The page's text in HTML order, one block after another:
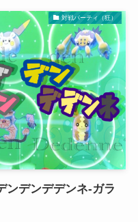
対戦パーティ（狂）
ンデンデデンネ-ガラ